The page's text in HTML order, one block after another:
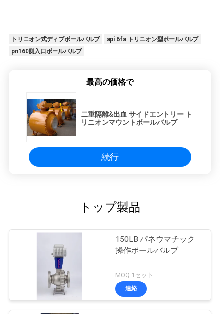
トリニオン式ディブボールバルブ
api 6fa トリニオン型ボールバルブ
pn160側入口ボールバルブ
最高の価格で
二重隔離&出血 サイドエントリー ト
リニオンマウントボールバルブ
続行
トップ製品
150LB パネウマチック
操作ボールバルブ
MOQ:1セット
連絡